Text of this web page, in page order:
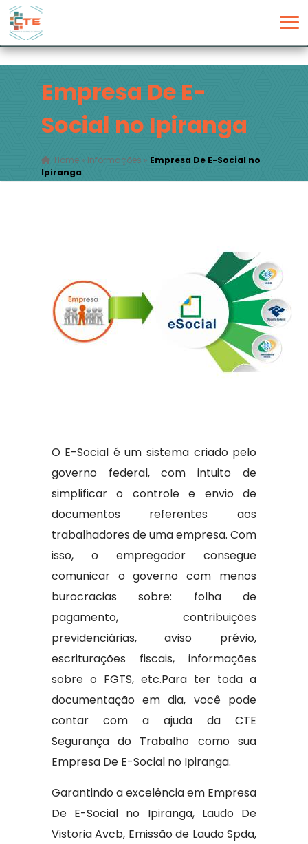
Empresa De E-
Social no Ipiranga
Home» Informações » Empresa De E-Social no
Ipiranga
O E-Social é um sistema criado pelo
governo federal, com intuito de
simplificar o controle e envio de
documentos referentes aos
trabalhadores de uma empresa. Com
isso, o empregador consegue
comunicar o governo com menos
burocracias sobre: folha de
pagamento, contribuições
previdenciárias, aviso prévio,
escriturações fiscais, informações
sobre o FGTS, etc.Para ter toda a
documentação em dia, você pode
contar com a ajuda da CTE
Segurança do Trabalho como sua
Empresa De E-Social no Ipiranga.
Garantindo a excelência em Empresa
De E-Social no Ipiranga, Laudo De
Vistoria Avcb, Emissão de Laudo Spda,